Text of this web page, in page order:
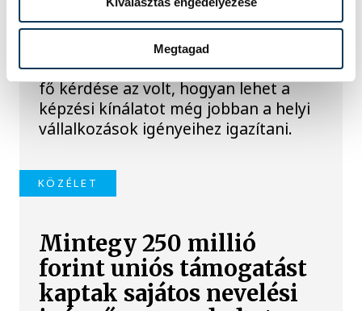
Megtagad
meghirdetett képzésekről és a
kamara programjairól is szó volt a
Szakképzési és Foglalkoztatási
Bizottság ülésén. A tanácskozás egyik
fő kérdése az volt, hogyan lehet a
képzési kínálatot még jobban a helyi
vállalkozások igényeihez igazítani.
KÖZÉLET
Mintegy 250 millió
forint uniós támogatást
kaptak sajátos nevelési